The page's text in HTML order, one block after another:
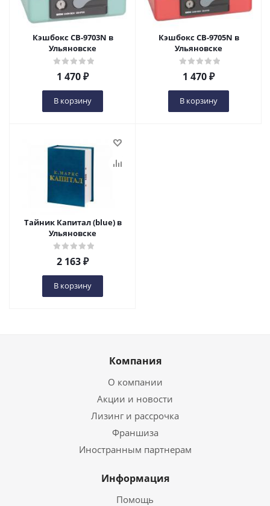
Кэшбокс CB-9703N в
Ульяновске
1 470₽
В корзину
Кэшбокс CB-9705N в
Ульяновске
1 470₽
В корзину
Тайник Капитал (blue) в
Ульяновске
2 163₽
В корзину
Компания
О компании
Акции и новости
Лизинг и рассрочка
Франшиза
Иностранным партнерам
Информация
Помощь